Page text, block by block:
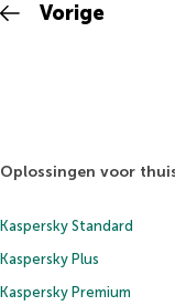
Vorige
Oplossingen voor
Kaspersky Standard
Kaspersky Plus
Kaspersky Premium